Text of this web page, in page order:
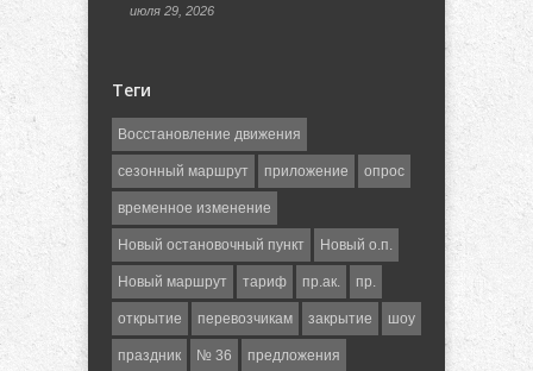
июля 29, 2026
Теги
Восстановление движения
сезонный маршрут приложение опрос
временное изменение
Новый остановочный пункт Новый о.п.
Новый маршрут тариф пр.ак. пр.
открытие перевозчикам закрытие шоу
праздник № 36 предложения